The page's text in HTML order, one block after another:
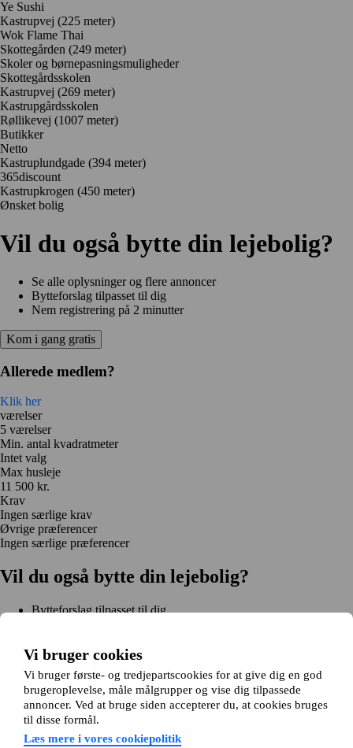
Vi bruger cookies
Vi bruger første- og tredjepartscookies for at give dig en god
brugeroplevelse, måle målgrupper og vise dig tilpassede
annoncer. Ved at bruge siden accepterer du, at cookies bruges
til disse formål.
Læs mere i vores cookiepolitik
Ye Sushi
Kastrupvej (225 meter)
Wok Flame Thai
Skottegården (249 meter)
Skoler og børnepasningsmuligheder
Skottegårdsskolen
Kastrupvej (269 meter)
Kastrupgårdsskolen
Røllikevej (1007 meter)
Butikker
Netto
Kastruplundgade (394 meter)
365discount
Kastrupkrogen (450 meter)
Ønsket bolig
Vil du også bytte din lejebolig?
Se alle oplysninger og flere annoncer
Bytteforslag tilpasset til dig
Nem registrering på 2 minutter
Kom i gang gratis
Allerede medlem?
Klik her
værelser
5 værelser
Min. antal kvadratmeter
Intet valg
Max husleje
11 500 kr.
Krav
Ingen særlige krav
Øvrige præferencer
Ingen særlige præferencer
Vil du også bytte din lejebolig?
Bytteforslag tilpasset til dig
Kom i gang gratis
Kom i gang
Kom i gang gratisSøg annoncerLog ind
Læs mere
Nyheder og tips
Om Hjembytte.dk